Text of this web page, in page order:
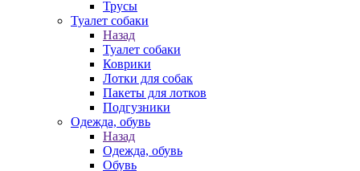
Трусы
Туалет собаки
Назад
Туалет собаки
Коврики
Лотки для собак
Пакеты для лотков
Подгузники
Одежда, обувь
Назад
Одежда, обувь
Обувь